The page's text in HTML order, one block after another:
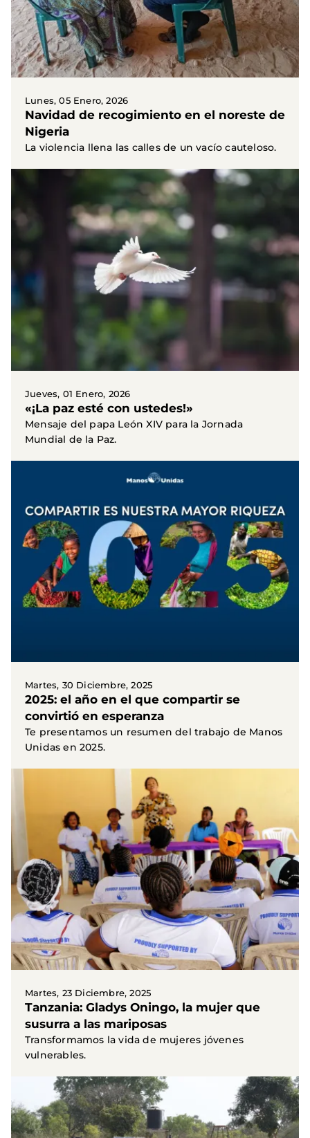
Lunes, 05 Enero, 2026
Navidad de recogimiento en el noreste de
Nigeria
La violencia llena las calles de un vacío cauteloso.
Jueves, 01 Enero, 2026
«¡La paz esté con ustedes!»
Mensaje del papa León XIV para la Jornada
Mundial de la Paz.
Martes, 30 Diciembre, 2025
2025: el año en el que compartir se
convirtió en esperanza
Te presentamos un resumen del trabajo de Manos
Unidas en 2025.
Martes, 23 Diciembre, 2025
Tanzania: Gladys Oningo, la mujer que
susurra a las mariposas
Transformamos la vida de mujeres jóvenes
vulnerables.